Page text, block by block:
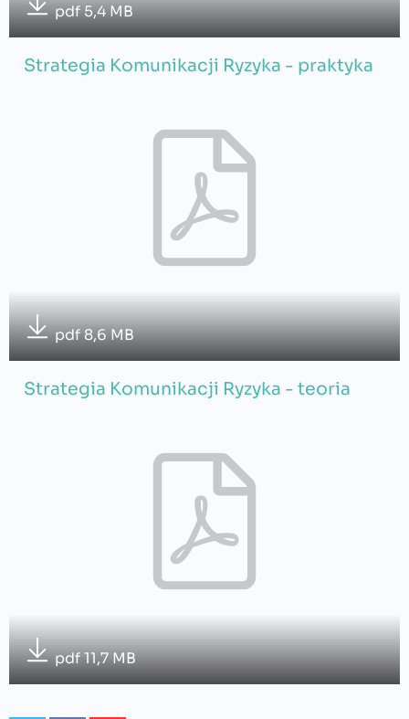
pdf 5,4 MB
Strategia Komunikacji Ryzyka - praktyka
pdf 8,6 MB
Strategia Komunikacji Ryzyka - teoria
pdf 11,7 MB